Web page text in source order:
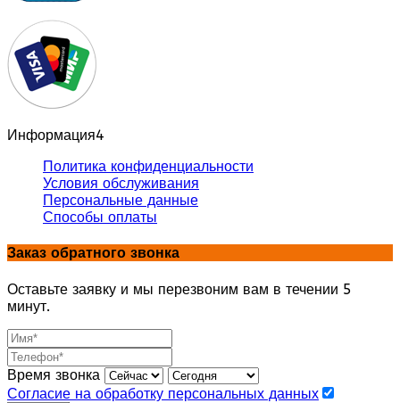
Информация4
Политика конфиденциальности
Условия обслуживания
Персональные данные
Способы оплаты
Заказ обратного звонка
Оставьте заявку и мы перезвоним вам в течении 5
минут.
Время звонка
Согласие на обработку персональных данных